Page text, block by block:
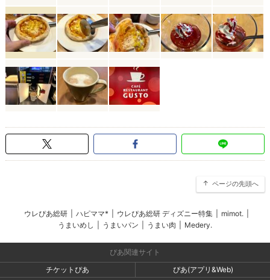
ページの先頭へ
ウレぴあ総研 ハピママ* ウレぴあ総研 ディズニー特集 mimot.
うまいめし
うまいパン うまい肉 Medery.
ぴあ関連サイト
チケットぴあ
ぴあ(アプリ&Web)